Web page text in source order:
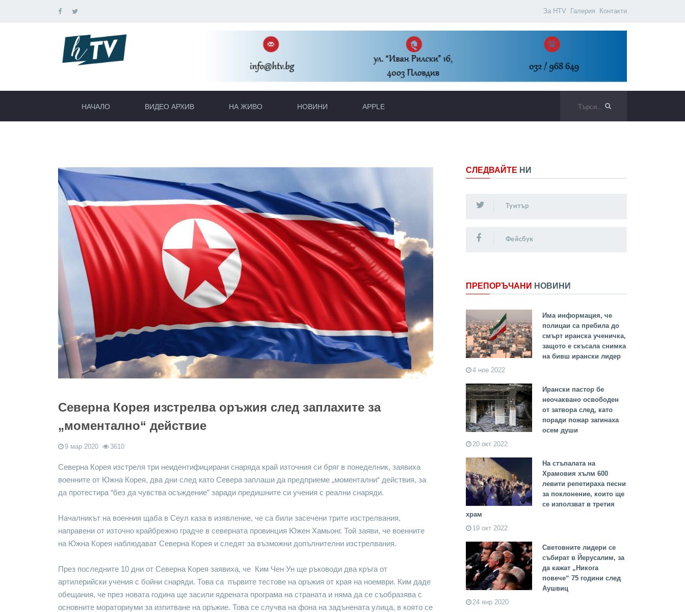
За HTV Галерия Контакти
НАЧАЛО ВИДЕО АРХИВ НА ЖИВО НОВИНИ APPLE
Северна Корея изстрелва оръжия след заплахите за
„моментално“ действие
9 мар 2020 3610
Северна Корея изстреля три неидентифицирани снаряда край източния си бряг в понеделник, заявиха
военните от Южна Корея, два дни след като Севера заплаши да предприеме „моментални“ действия, за
да протестира “без да чувства осъждение” заради предишните си учения с реални снаряди.
Началникът на военния щаба в Сеул каза в изявление, че са били засечени трите изстрелвания,
направени от източно крайбрежно градче в северната провинция Южен Хамьонг. Той заяви, че военните
на Южна Корея наблюдават Северна Корея и следят за възможни допълнителни изстрелвания.
През последните 10 дни от Северна Корея заявиха, че Ким Чен Ун ще ръководи два кръга от
артилерийски учения с бойни снаряди. Това са първите тестове на оръжия от края на ноември. Ким даде
обещания, че през новата година ще засили ядрената програма на страната и няма да се съобразява с
основните мораториуми за изпитване на оръжие. Това се случва на фона на задънената улица, в която се
СЛЕДВАЙТЕ НИ
Туитър
Фейсбук
ПРЕПОРЪЧАНИ НОВИНИ
Има информация, че
полицаи са пребила до
смърт иранска ученичка,
защото е скъсала снимка
на бивш ирански лидер
4 ное 2022
Ирански пастор бе
неочаквано освободен
от затвора след, като
поради пожар загинаха
осем души
20 окт 2022
На стъпалата на
Храмовия хълм 600
левити репетираха песни
за поклонение, които ще
се използват в третия
храм
19 окт 2022
Световните лидери се
събират в Йерусалим, за
да кажат „Никога
повече“ 75 години след
Аушвиц
24 янр 2020